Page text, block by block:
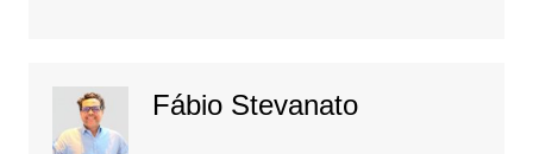
Fábio Stevanato